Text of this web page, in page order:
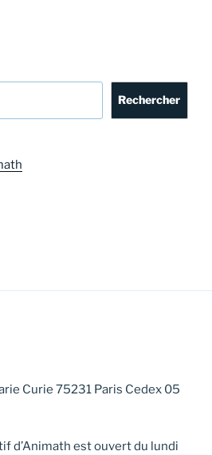
Rechercher
Curie 75231 Paris Cedex 05
d’Animath est ouvert du lundi